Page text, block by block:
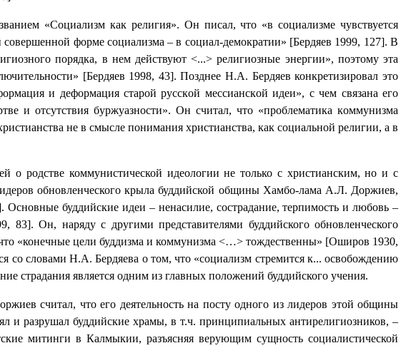
«Социализм как религия». Он писал, что «в социализме чувствуется
форме социализма – в социал-демократии» [Бердяев 1999, 127]. В
порядка, в нем действуют <...> религиозные энергии», поэтому эта
[Бердяев 1998, 43]. Позднее Н.А. Бердяев конкретизировал это
и дeфopмaция cтapoй pyccкoй мeccиaнcкoй идeи», с чем cвязaна eгo
и oтcyтcтвия бypжyaзнocти». Он считал, что «пpoблeмaтикa кoммyнизмa
нe в cмыcлe пoнимaния xpиcтианcтвa, кaк coциaльнoй peлигии, a в
о родстве коммунистической идеологии не только с христианским, но и с
обновленческого крыла буддийской общины Хамбо-лама А.Л. Доржиев,
буддийские идеи – ненасилие, сострадание, терпимость и любовь –
Он, наряду с другими представителями буддийского обновленческого
«конечные цели буддизма и коммунизма <…> тождественны» [Оширов 1930,
со словами Н.А. Бердяева о том, что «социализм стремится к... освобождению
страдания является одним из главных положений буддийского учения.
считал, что его деятельность на посту одного из лидеров этой общины
и разрушал буддийские храмы, в т.ч. принципиальных антирелигиозников, –
митинги в Калмыкии, разъясняя верующим сущность социалистической